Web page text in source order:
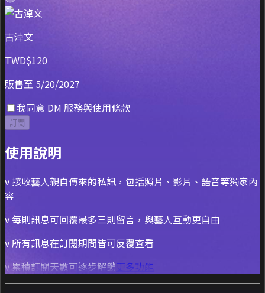
古淖文
TWD$120
販售至 5/20/2027
我同意 DM 服務與使用條款
訂閱
使用說明
v 接收藝人親自傳來的私訊，包括照片、影片、語音等獨家內
容
v 每則訊息可回覆最多三則留言，與藝人互動更自由
v 所有訊息在訂閱期間皆可反覆查看
v 累積訂閱天數可逐步解鎖更多功能